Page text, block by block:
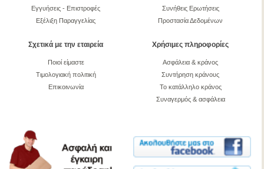
Εγγυήσεις - Επιστροφές
Εξέλιξη Παραγγελίας
Συνήθεις Ερωτήσεις
Προστασία Δεδομένων
Σχετικά με την εταιρεία
Ποιοί είμαστε
Τιμολογιακή πολιτική
Επικοινωνία
Χρήσιμες πληροφορίες
Ασφάλεια & κράνος
Συντήρηση κράνους
Το κατάλληλο κράνος
Συναγερμός & ασφάλεια